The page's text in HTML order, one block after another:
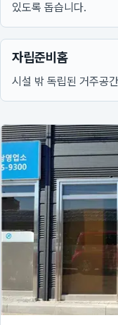
있도록 돕습니다.
자립준비홈
시설 밖 독립된 거주공